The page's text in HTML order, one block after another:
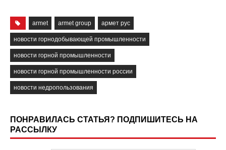
armet armet group армет рус
новости горнодобывающей промышленности
новости горной промышленности
новости горной промышленности россии
новости недропользования
ПОНРАВИЛАСЬ СТАТЬЯ? ПОДПИШИТЕСЬ НА
РАССЫЛКУ